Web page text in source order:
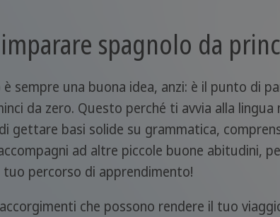
spagnolo da
sempre una buona idea, anzi: è il punto di
da zero. Questo perché ti avvia alla
gettare basi solide su grammatica,
ad altre piccole buone abitudini,
percorso di apprendimento!
che possono rendere il tuo